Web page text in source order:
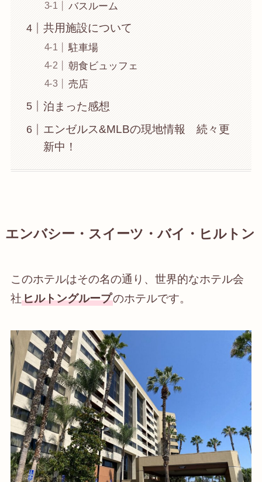
バスルーム
共用施設について
駐車場
朝食ビュッフェ
売店
泊まった感想
エンゼルス&MLBの現地情報 続々更
新中！
エンバシー・スイーツ・バイ・ヒルトン
このホテルはその名の通り、世界的なホテル会
社ヒルトングループのホテルです。